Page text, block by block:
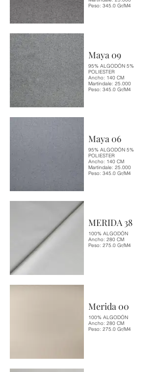
Peso: 345.0 Gr/M4
Maya 09
95% ALGODÓN 5%
POLIESTER
Ancho: 140 CM
Martindale: 25.000
Peso: 345.0 Gr/M4
Maya 06
95% ALGODÓN 5%
POLIESTER
Ancho: 140 CM
Martindale: 25.000
Peso: 345.0 Gr/M4
MERIDA 38
100% ALGODÓN
Ancho: 280 CM
Peso: 275.0 Gr/M4
Merida 00
100% ALGODÓN
Ancho: 280 CM
Peso: 275.0 Gr/M4